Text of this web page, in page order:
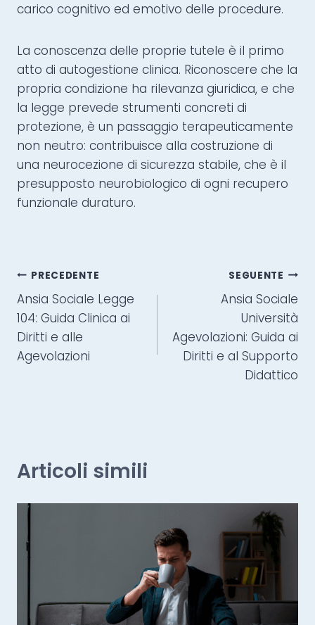
carico cognitivo ed emotivo delle procedure.
La conoscenza delle proprie tutele è il primo
atto di autogestione clinica. Riconoscere che la
propria condizione ha rilevanza giuridica, e che
la legge prevede strumenti concreti di
protezione, è un passaggio terapeuticamente
non neutro: contribuisce alla costruzione di
una neurocezione di sicurezza stabile, che è il
presupposto neurobiologico di ogni recupero
funzionale duraturo.
PRECEDENTE
Ansia Sociale Legge
104: Guida Clinica ai
Diritti e alle
Agevolazioni
SEGUENTE
Ansia Sociale
Università
Agevolazioni: Guida ai
Diritti e al Supporto
Didattico
Articoli simili